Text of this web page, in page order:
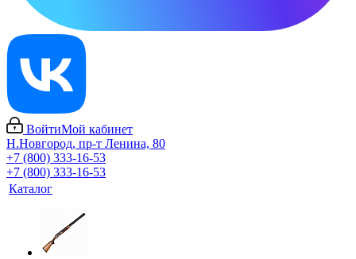
ВойтиМой кабинет
Н.Новгород, пр-т Ленина, 80
+7 (800) 333-16-53
+7 (800) 333-16-53
Каталог